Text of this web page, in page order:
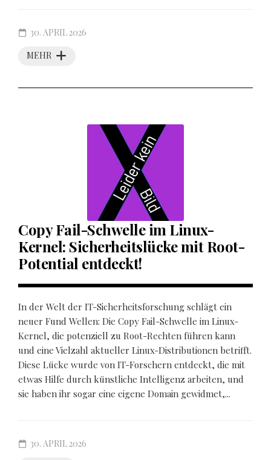
MEHR
30. APRIL 2026
Copy Fail-Schwelle im Linux-
Kernel: Sicherheitslücke mit Root-
Potential entdeckt!
In der Welt der IT-Sicherheitsforschung schlägt ein
neuer Fund Wellen: Die Copy Fail-Schwelle im Linux-
Kernel, die potenziell zu Root-Rechten führen kann
und eine Vielzahl aktueller Linux-Distributionen betrifft.
Diese Lücke wurde von IT-Forschern entdeckt, die mit
etwas Hilfe durch künstliche Intelligenz arbeiten, und
sie haben ihr sogar eine eigene Domain gewidmet,...
30. APRIL 2026